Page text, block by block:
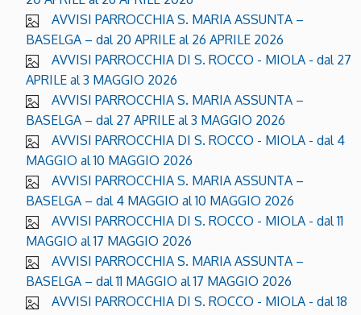
AVVISI PARROCCHIA S. MARIA ASSUNTA –
BASELGA – dal 20 APRILE al 26 APRILE 2026
AVVISI PARROCCHIA DI S. ROCCO - MIOLA - dal 27
APRILE al 3 MAGGIO 2026
AVVISI PARROCCHIA S. MARIA ASSUNTA –
BASELGA – dal 27 APRILE al 3 MAGGIO 2026
AVVISI PARROCCHIA DI S. ROCCO - MIOLA - dal 4
MAGGIO al 10 MAGGIO 2026
AVVISI PARROCCHIA S. MARIA ASSUNTA –
BASELGA – dal 4 MAGGIO al 10 MAGGIO 2026
AVVISI PARROCCHIA DI S. ROCCO - MIOLA - dal 11
MAGGIO al 17 MAGGIO 2026
AVVISI PARROCCHIA S. MARIA ASSUNTA –
BASELGA – dal 11 MAGGIO al 17 MAGGIO 2026
AVVISI PARROCCHIA DI S. ROCCO - MIOLA - dal 18